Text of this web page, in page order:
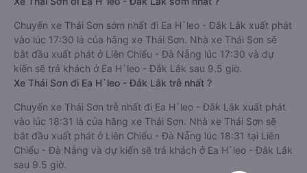
Chuyến xe Thái Sơn sớm nhất đi Ea H`leo - Đắk Lắk xuất phát
vào lúc 17:30 là của hãng xe Thái Sơn. Nhà xe Thái Sơn sẽ
bắt đầu xuất phát ở Liên Chiểu - Đà Nẵng lúc 17:30 và dự
kiến sẽ trả khách ở Ea H`leo - Đắk Lắk sau 9.5 giờ.
Xe Thái Sơn đi Ea H`leo - Đắk Lắk trễ nhất ?
Chuyến xe Thái Sơn trễ nhất đi Ea H`leo - Đắk Lắk xuất phát
vào lúc 18:31 là của hãng xe Thái Sơn. Nhà xe Thái Sơn sẽ
bắt đầu xuất phát ở Liên Chiểu - Đà Nẵng lúc 18:31 tại Liên
Chiểu - Đà Nẵng và dự kiến sẽ trả khách ở Ea H`leo - Đắk Lắk
sau 9.5 giờ.